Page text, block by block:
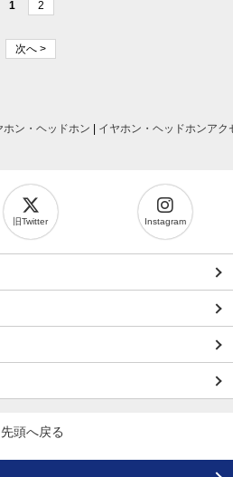
1 2
次へ >
ホン・ヘッドホン イヤホン・ヘッドホンアク
旧Twitter Instagram
先頭へ戻る